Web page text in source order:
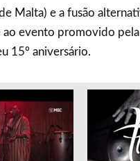
Malta) e a fusão
evento promovido
15º aniversário.